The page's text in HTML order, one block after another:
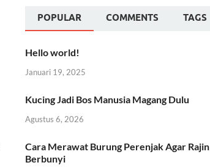
POPULAR COMMENTS TAGS
Hello world!
Januari 19, 2025
Kucing Jadi Bos Manusia Magang Dulu
Agustus 6, 2026
Cara Merawat Burung Perenjak Agar Rajin
Berbunyi